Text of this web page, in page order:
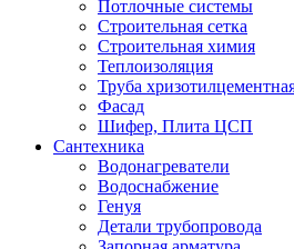
Потлочные системы
Строительная сетка
Строительная химия
Теплоизоляция
Труба
Фасад
Шифер, Плита ЦСП
Сантехника
Водонагреватели
Водоснабжение
Генуя
Детали трубопровода